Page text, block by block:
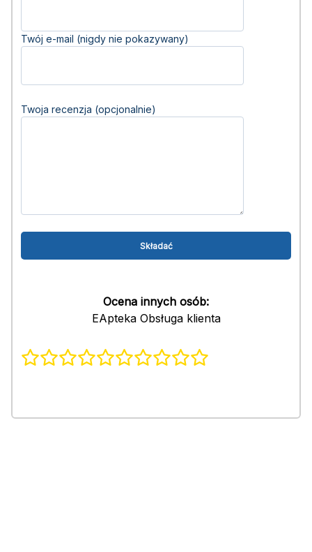
Twój e-mail (nigdy nie pokazywany)
Twoja recenzja (opcjonalnie)
Ocena innych osób:
EApteka Obsługa klienta